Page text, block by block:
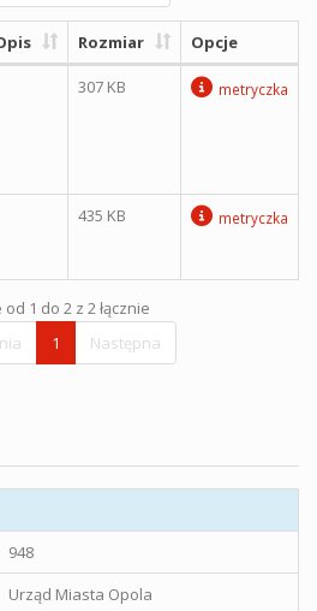
Rozmiar Opcje
307 KB metryczka
435 KB metryczka
1 do 2 z 2 łącznie
1 Następna
948
Urząd Miasta Opola